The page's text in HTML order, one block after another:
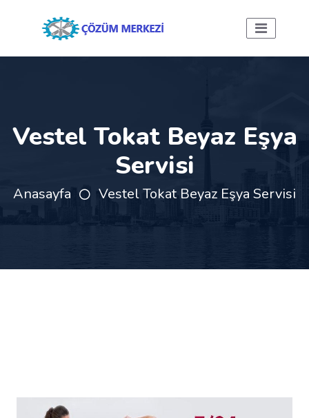
Vestel Tokat Beyaz Eşya
Servisi
Anasayfa Vestel Tokat Beyaz Eşya Servisi